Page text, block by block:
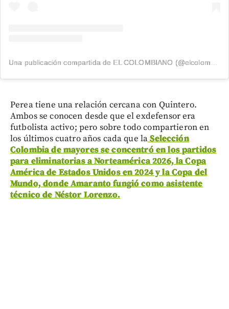
Una publicación compartida de EL COLOMBIANO (@elcolombiano_)
Perea tiene una relación cercana con Quintero.
Ambos se conocen desde que el exdefensor era
futbolista activo; pero sobre todo compartieron en
los últimos cuatro años cada que laSelección
Colombia de mayores se concentró en los partidos
para eliminatorias a Norteamérica 2026, la Copa
América de Estados Unidos en 2024 y la Copa del
Mundo, donde Amaranto fungió como asistente
técnico de Néstor Lorenzo.